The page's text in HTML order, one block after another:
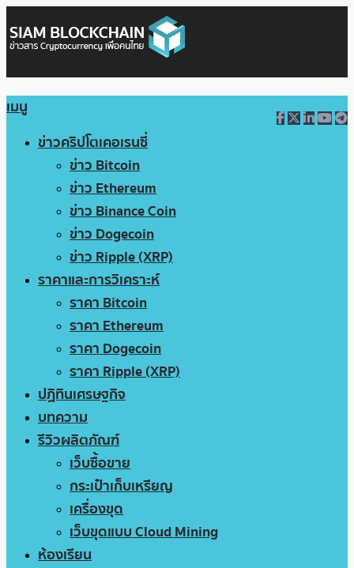
เมนู
ข่าวคริปโตเคอเรนซี่
ข่าว Bitcoin
ข่าว Ethereum
ข่าว Binance Coin
ข่าว Dogecoin
ข่าว Ripple (XRP)
ราคาและการวิเคราะห์
ราคา Bitcoin
ราคา Ethereum
ราคา Dogecoin
ราคา Ripple (XRP)
ปฏิทินเศรษฐกิจ
บทความ
รีวิวผลิตภัณฑ์
เว็บซื้อขาย
กระเป๋าเก็บเหรียญ
เครื่องขุด
เว็บขุดแบบ Cloud Mining
ห้องเรียน